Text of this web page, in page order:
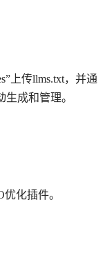
上传llms.txt，并通
生成和管理。
优化插件。